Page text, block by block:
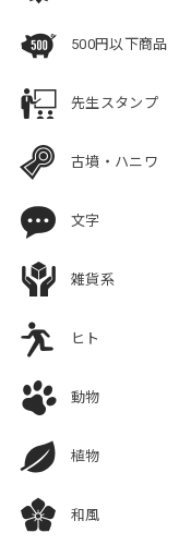
500円以下商品
先生スタンプ
古墳・ハニワ
文字
雑貨系
ヒト
動物
植物
和風